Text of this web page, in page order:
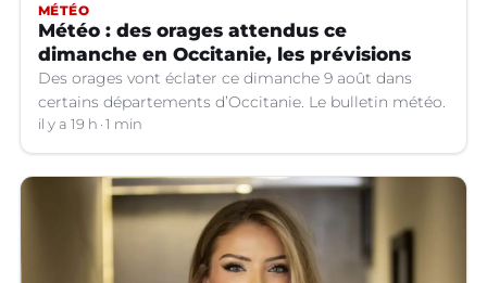
MÉTÉO
Météo : des orages attendus ce
dimanche en Occitanie, les prévisions
Des orages vont éclater ce dimanche 9 août dans
certains départements d’Occitanie. Le bulletin météo.
il y a 19 h 1 min